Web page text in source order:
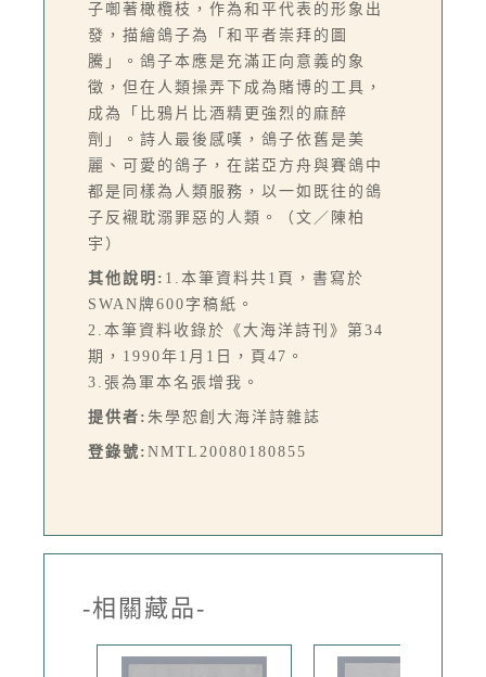
子啣著橄欖枝，作為和平代表的形象出
發，描繪鴿子為「和平者崇拜的圖
騰」。鴿子本應是充滿正向意義的象
徵，但在人類操弄下成為賭博的工具，
成為「比鴉片比酒精更強烈的麻醉
劑」。詩人最後感嘆，鴿子依舊是美
麗、可愛的鴿子，在諾亞方舟與賽鴿中
都是同樣為人類服務，以一如既往的鴿
子反襯耽溺罪惡的人類。（文／陳柏
宇）
其他說明: 1.本筆資料共1頁，書寫於
SWAN牌600字稿紙。
2.本筆資料收錄於《大海洋詩刊》第34
期，1990年1月1日，頁47。
3.張為軍本名張增我。
提供者: 朱學恕創大海洋詩雜誌
登錄號: NMTL20080180855
-相關藏品-